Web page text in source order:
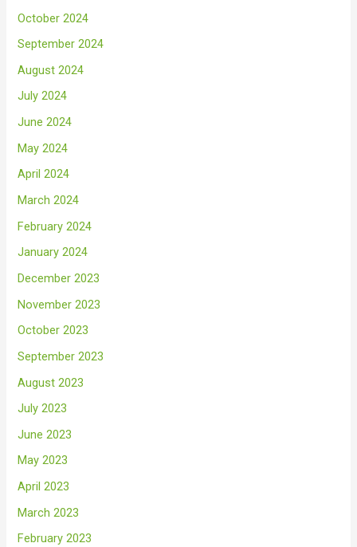
October 2024
September 2024
August 2024
July 2024
June 2024
May 2024
April 2024
March 2024
February 2024
January 2024
December 2023
November 2023
October 2023
September 2023
August 2023
July 2023
June 2023
May 2023
April 2023
March 2023
February 2023